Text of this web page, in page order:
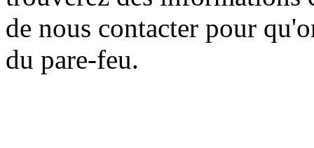
de nous contacter pour
du pare-feu.